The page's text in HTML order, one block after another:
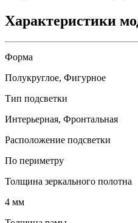
Характеристики
Форма
Полукруглое, Фигурное
Тип подсветки
Интерьерная, Фронтальная
Расположение подсветки
По периметру
Толщина зеркального полотна
4 мм